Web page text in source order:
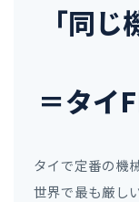
「同
＝タイ
タイで定番の機
世界で最も厳し